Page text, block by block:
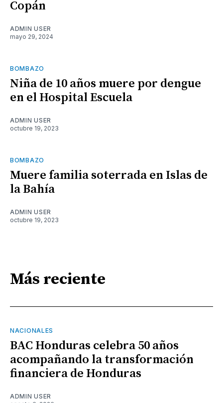
Copán
ADMIN USER
mayo 29, 2024
BOMBAZO
Niña de 10 años muere por dengue
en el Hospital Escuela
ADMIN USER
octubre 19, 2023
BOMBAZO
Muere familia soterrada en Islas de
la Bahía
ADMIN USER
octubre 19, 2023
Más reciente
NACIONALES
BAC Honduras celebra 50 años
acompañando la transformación
financiera de Honduras
ADMIN USER